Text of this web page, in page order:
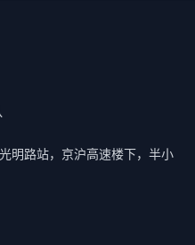
明路站，京沪高速楼下，半小